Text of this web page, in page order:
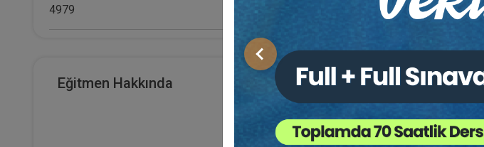
Önceki
4979
Oturum: Kat Mülkiyeti Video
Kaydı
360
Sepete Ekle
Eğitmen Hakkında